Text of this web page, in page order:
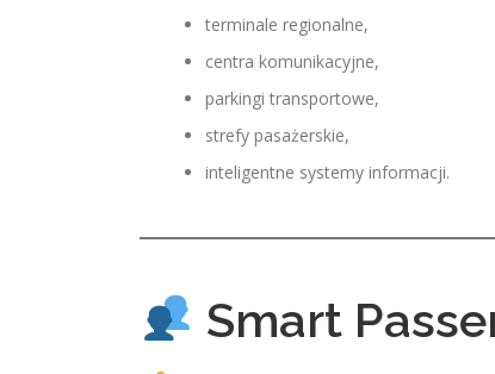
terminale regionalne,
centra komunikacyjne,
parkingi transportowe,
strefy pasażerskie,
inteligentne systemy informacji.
Smart